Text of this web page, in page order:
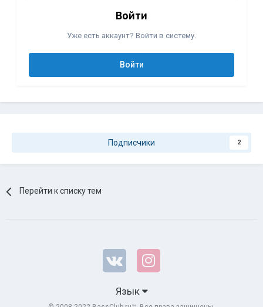
Войти
Уже есть аккаунт? Войти в систему.
Войти
Подписчики 2
Перейти к списку тем
Язык